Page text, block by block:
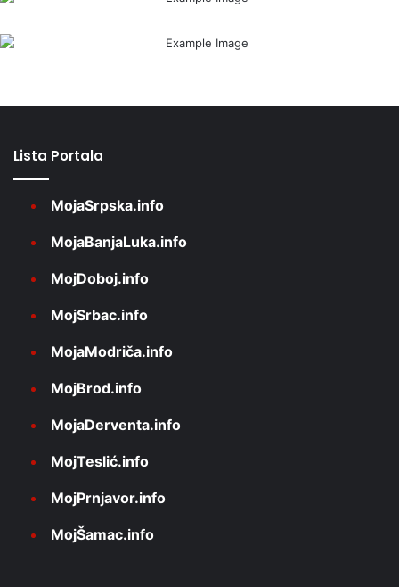
Lista Portala
MojaSrpska.info
MojaBanjaLuka.info
MojDoboj.info
MojSrbac.info
MojaModriča.info
MojBrod.info
MojaDerventa.info
MojTeslić.info
MojPrnjavor.info
MojŠamac.info